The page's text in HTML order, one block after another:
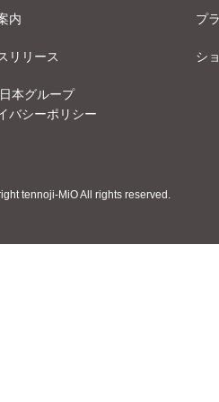
内 プ
リリース シ
本グループ
バシーポリシー
tennoji-MiO All rights reserved.